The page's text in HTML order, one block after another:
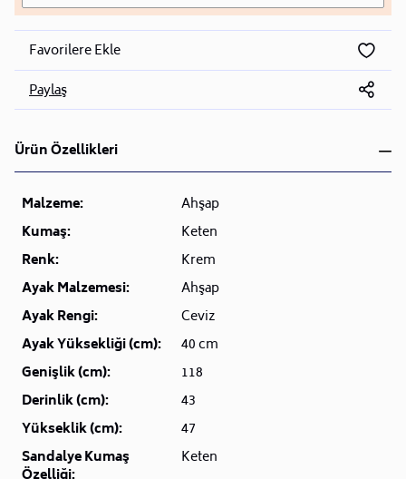
Favorilere Ekle
Paylaş
Ürün Özellikleri
Malzeme:
Ahşap
Kumaş:
Keten
Renk:
Krem
Ayak Malzemesi:
Ahşap
Ayak Rengi:
Ceviz
Ayak Yüksekliği (cm):
40 cm
Genişlik (cm):
118
Derinlik (cm):
43
Yükseklik (cm):
47
Sandalye Kumaş
Keten